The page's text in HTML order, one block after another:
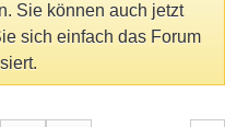
Sie können auch jetzt
sich einfach das Forum